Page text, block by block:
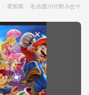
愛知県 名古屋20代飲み会サー